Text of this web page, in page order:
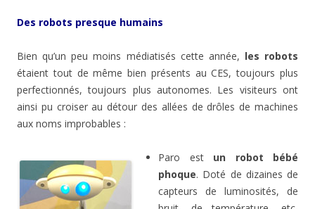
Des robots presque humains
Bien qu’un peu moins médiatisés cette année, les robots
étaient tout de même bien présents au CES, toujours plus
perfectionnés, toujours plus autonomes. Les visiteurs ont
ainsi pu croiser au détour des allées de drôles de machines
aux noms improbables :
Paro est un robot bébé
phoque. Doté de dizaines de
capteurs de luminosités, de